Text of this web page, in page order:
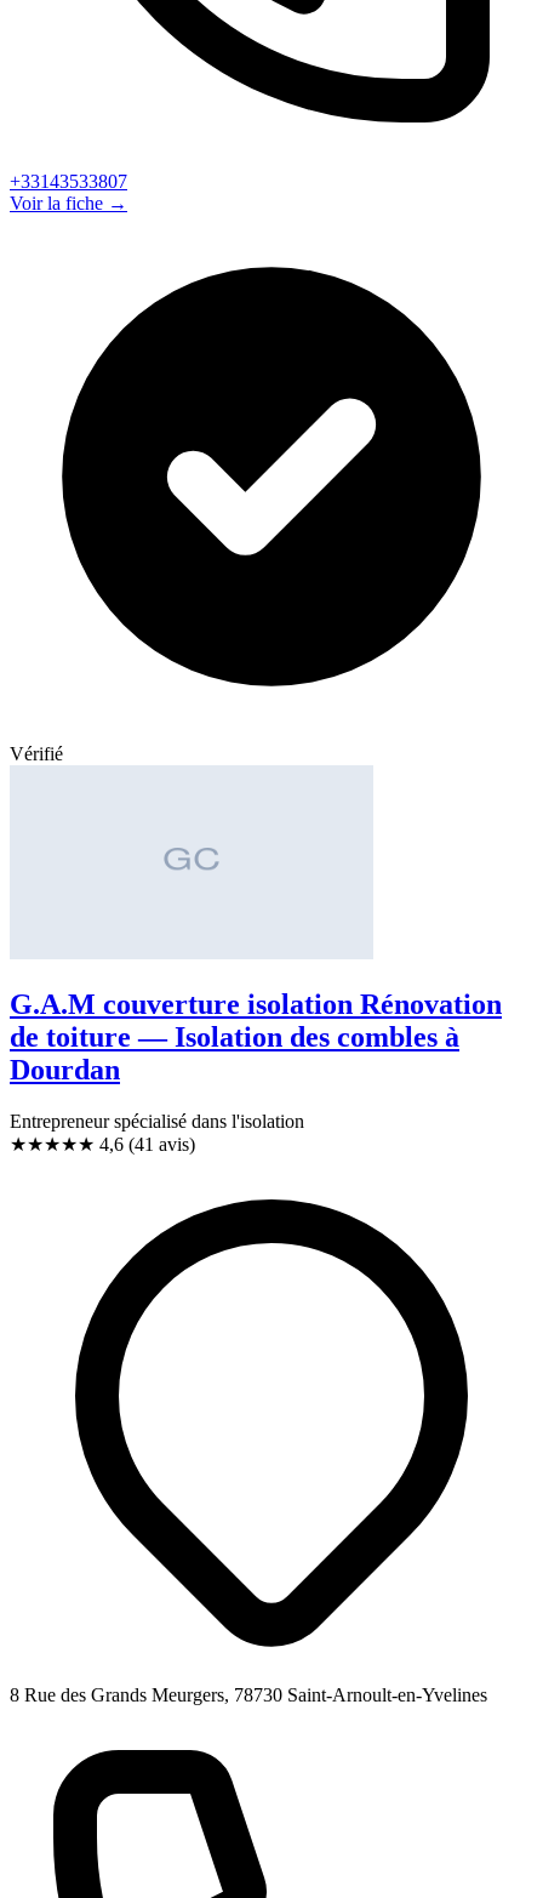
+33143533807
Voir la fiche →
Vérifié
G.A.M couverture isolation Rénovation
de toiture — Isolation des combles à
Dourdan
Entrepreneur spécialisé dans l'isolation
★★★★★ 4,6 (41 avis)
8 Rue des Grands Meurgers, 78730 Saint-Arnoult-en-Yvelines